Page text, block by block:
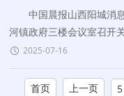
中国晨报山西阳城消息
河镇政府三楼会议室召开
团委、妇联、公安派出所
2025-07-16
首页 上一页 5